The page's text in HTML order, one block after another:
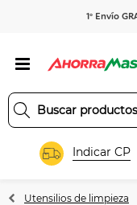
1º Envío
Indicar CP
Utensilios de limpieza